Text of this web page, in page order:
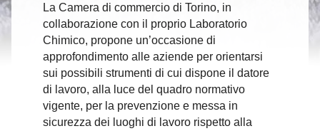
La Camera di commercio di Torino, in
collaborazione con il proprio Laboratorio
Chimico, propone un’occasione di
approfondimento alle aziende per orientarsi
sui possibili strumenti di cui dispone il datore
di lavoro, alla luce del quadro normativo
vigente, per la prevenzione e messa in
sicurezza dei luoghi di lavoro rispetto alla